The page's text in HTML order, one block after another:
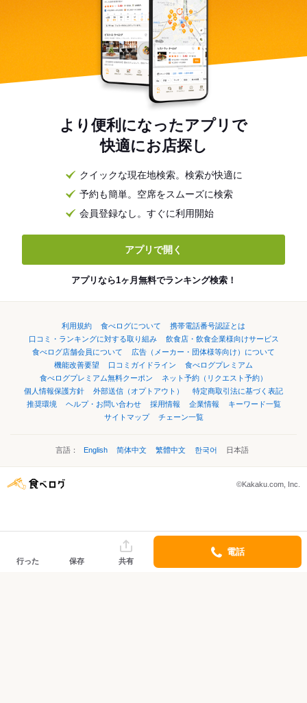
より便利になったアプリで
快適にお店探し
クイックな現在地検索。検索が快適に
予約も簡単。空席をスムーズに検索
会員登録なし。すぐに利用開始
アプリで開く
アプリなら1ヶ月無料でランキング検索！
利用規約 食べログについて
携帯電話番号認証とは
口コミ・ランキングに対する取り組み
飲食店・飲食企業様向けサービス
食べログ店舗会員について
広告（メーカー・団体様等向け）について
機能改善要望
口コミガイドライン
食べログプレミアム
食べログプレミアム無料クーポン
ネット予約（リクエスト予約）
個人情報保護方針
外部送信（オプトアウト）
特定商取引法に基づく表記
推奨環境
ヘルプ・お問い合わせ 採用情報 企業情報
キーワード一覧
サイトマップ
チェーン一覧
言語： English 简体中文 繁體中文 한국어 日本語
©Kakaku.com, Inc.
行った 保存 共有
電話